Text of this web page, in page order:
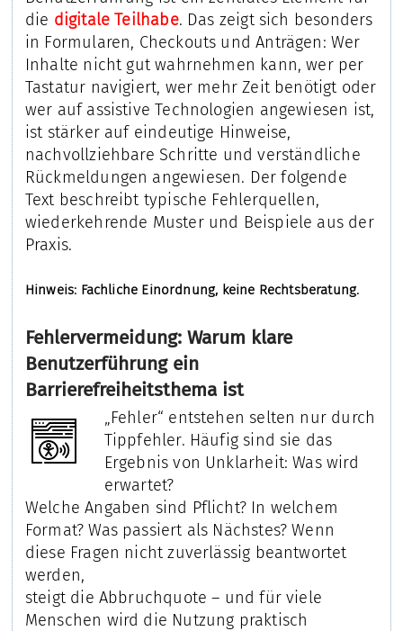
die digitale Teilhabe. Das zeigt sich besonders
in Formularen, Checkouts und Anträgen: Wer
Inhalte nicht gut wahrnehmen kann, wer per
Tastatur navigiert, wer mehr Zeit benötigt oder
wer auf assistive Technologien angewiesen ist,
ist stärker auf eindeutige Hinweise,
nachvollziehbare Schritte und verständliche
Rückmeldungen angewiesen. Der folgende
Text beschreibt typische Fehlerquellen,
wiederkehrende Muster und Beispiele aus der
Praxis.
Hinweis: Fachliche Einordnung, keine Rechtsberatung.
Fehlervermeidung: Warum klare
Benutzerführung ein
Barrierefreiheitsthema ist
„Fehler“ entstehen selten nur durch
Tippfehler. Häufig sind sie das
Ergebnis von Unklarheit: Was wird
erwartet?
Welche Angaben sind Pflicht? In welchem
Format? Was passiert als Nächstes? Wenn
diese Fragen nicht zuverlässig beantwortet
werden,
steigt die Abbruchquote – und für viele
Menschen wird die Nutzung praktisch